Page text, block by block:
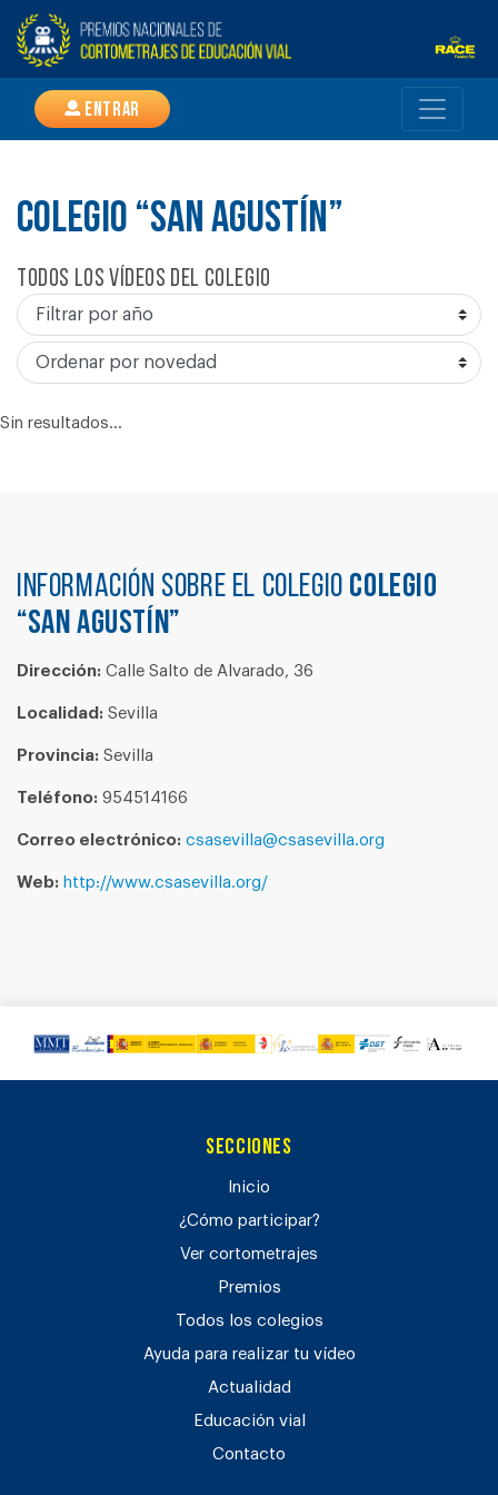
Entrar
COLEGIO “SAN AGUSTÍN”
Todos los vídeos del colegio
Sin resultados...
Información sobre el colegio COLEGIO
“SAN AGUSTÍN”
Dirección: Calle Salto de Alvarado, 36
Localidad: Sevilla
Provincia: Sevilla
Teléfono: 954514166
Correo electrónico: csasevilla@csasevilla.org
Web: http://www.csasevilla.org/
Secciones
Inicio
¿Cómo participar?
Ver cortometrajes
Premios
Todos los colegios
Ayuda para realizar tu vídeo
Actualidad
Educación vial
Contacto